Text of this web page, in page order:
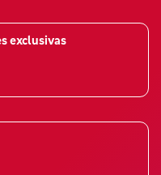
exclusivas